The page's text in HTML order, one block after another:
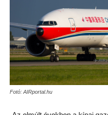
Fotó: AIRportal.hu